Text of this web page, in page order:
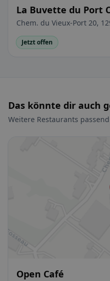
La Buvette du Port
Chem. du Vieux-Port 20,
Jetzt offen
Das könnte dir auch
Weitere Restaurants
Open Café